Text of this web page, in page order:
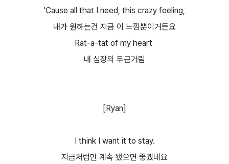
'Cause all that I need, this crazy feeling,
내가 원하는건 지금 이 느낌뿐이거든요
Rat-a-tat of my heart
내 심장의 두근거림
[Ryan]
I think I want it to stay.
지금처럼만 계속 됐으면 좋겠네요